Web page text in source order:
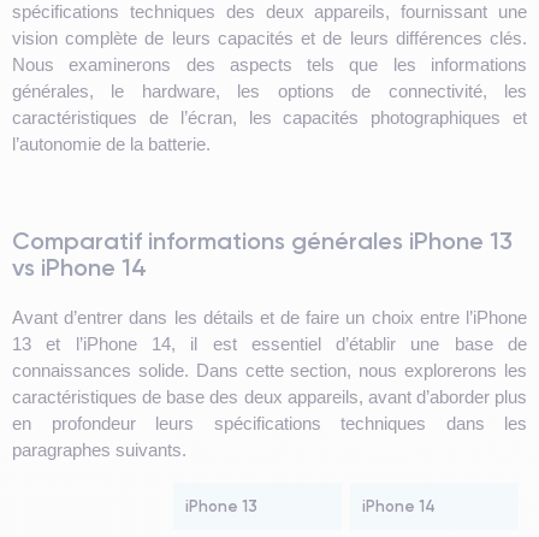
spécifications techniques des deux appareils, fournissant une
vision complète de leurs capacités et de leurs différences clés.
Nous examinerons des aspects tels que les informations
générales, le hardware, les options de connectivité, les
caractéristiques de l’écran, les capacités photographiques et
l’autonomie de la batterie.
Comparatif informations générales iPhone 13
vs iPhone 14
Avant d’entrer dans les détails et de faire un choix entre l’iPhone
13 et l’iPhone 14, il est essentiel d’établir une base de
connaissances solide. Dans cette section, nous explorerons les
caractéristiques de base des deux appareils, avant d’aborder plus
en profondeur leurs spécifications techniques dans les
paragraphes suivants.
iPhone 13 iPhone 14